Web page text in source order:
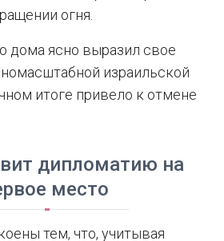
огня.
дома ясно выразил свое
израильской
итоге привело к отмене
дипломатию на
место
тем, что, учитывая